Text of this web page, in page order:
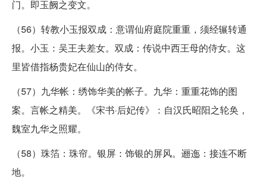
门。即玉阙之变文。
（56）转教小玉报双成：意谓仙府庭院重重，须经辗转通
报。小玉：吴王夫差女。双成：传说中西王母的侍女。这
里皆借指杨贵妃在仙山的侍女。
（57）九华帐：绣饰华美的帐子。九华：重重花饰的图
案。言帐之精美。《宋书·后妃传》：自汉氏昭阳之轮奂，
魏室九华之照耀。
（58）珠箔：珠帘。银屏：饰银的屏风。逦迤：接连不断
地。